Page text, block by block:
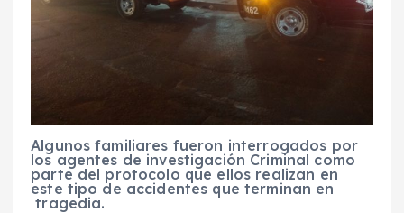
Algunos familiares fueron interrogados por
los agentes de investigación Criminal como
parte del protocolo que ellos realizan en
este tipo de accidentes que terminan en
tragedia.